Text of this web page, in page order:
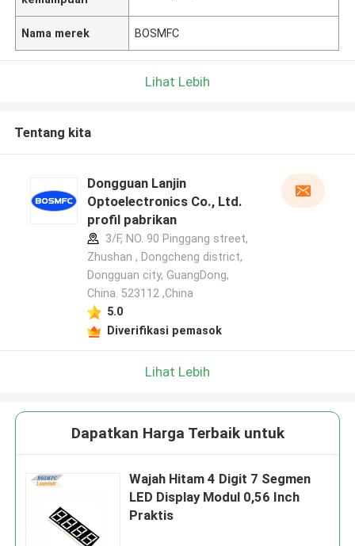
Nama merek BOSMFC
Lihat Lebih
Tentang kita
Dongguan Lanjin
Optoelectronics Co., Ltd.
profil pabrikan
3/F, NO. 90 Pinggang street,
Zhushan , Dongcheng district,
Dongguan city, GuangDong,
China. 523112 ,China
5.0
Diverifikasi pemasok
Lihat Lebih
Dapatkan Harga Terbaik untuk
Wajah Hitam 4 Digit 7 Segmen
LED Display Modul 0,56 Inch
Praktis